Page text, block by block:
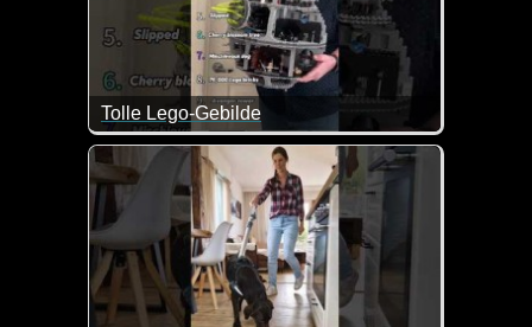
Tolle Lego-Gebilde
Das tut einem ja im Herzen weh wie diese Lego-